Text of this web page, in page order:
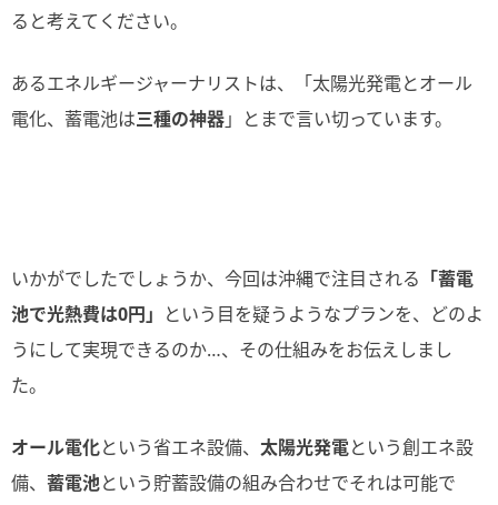
ると考えてください。
あるエネルギージャーナリストは、「太陽光発電とオール
電化、蓄電池は三種の神器」とまで言い切っています。
いかがでしたでしょうか、今回は沖縄で注目される 「蓄電
池で光熱費は0円」 という目を疑うようなプランを、どのよ
うにして実現できるのか…、その仕組みをお伝えしまし
た。
オール電化という省エネ設備、 太陽光発電という創エネ設
備、 蓄電池という貯蓄設備の組み合わせでそれは可能で